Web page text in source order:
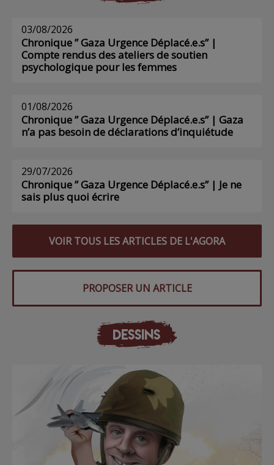
03/08/2026
Chronique ” Gaza Urgence Déplacé.e.s” |
Compte rendus des ateliers de soutien
psychologique pour les femmes
01/08/2026
Chronique ” Gaza Urgence Déplacé.e.s” | Gaza
n’a pas besoin de déclarations d’inquiétude
29/07/2026
Chronique ” Gaza Urgence Déplacé.e.s” | Je ne
sais plus quoi écrire
VOIR TOUS LES ARTICLES DE L'AGORA
PROPOSER UN ARTICLE
DESSINS